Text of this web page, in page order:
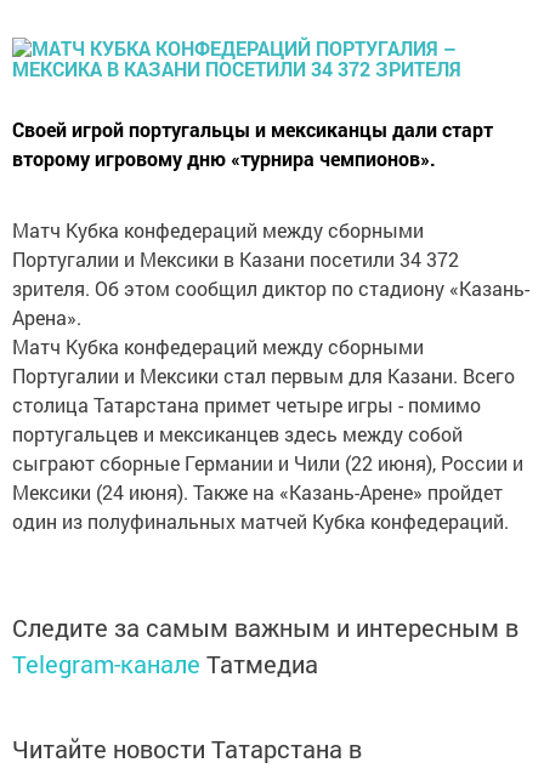
Своей игрой португальцы и мексиканцы дали старт
второму игровому дню «турнира чемпионов».
Матч Кубка конфедераций между сборными
Португалии и Мексики в Казани посетили 34 372
зрителя. Об этом сообщил диктор по стадиону «Казань-
Арена».
Матч Кубка конфедераций между сборными
Португалии и Мексики стал первым для Казани. Всего
столица Татарстана примет четыре игры - помимо
португальцев и мексиканцев здесь между собой
сыграют сборные Германии и Чили (22 июня), России и
Мексики (24 июня). Также на «Казань-Арене» пройдет
один из полуфинальных матчей Кубка конфедераций.
Следите за самым важным и интересным в
Telegram-канале Татмедиа
Читайте новости Татарстана в